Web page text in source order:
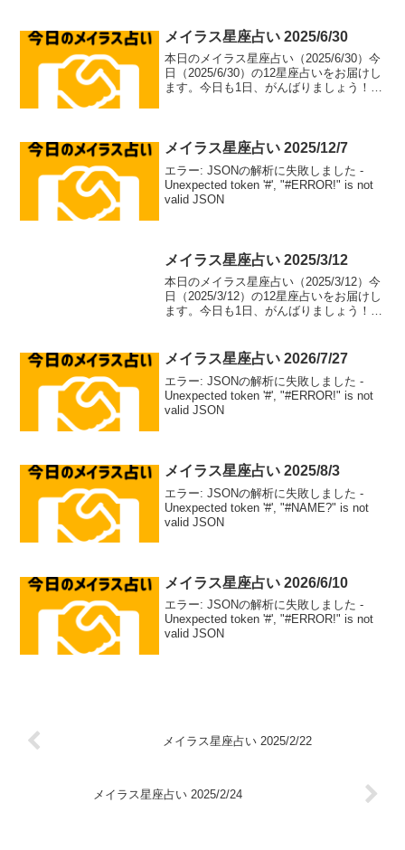
メイラス星座占い 2025/6/30
本日のメイラス星座占い（2025/6/30）今
日（2025/6/30）の12星座占いをお届けし
ます。今日も1日、がんばりましょう！牡
メイラス星座占い 2025/12/7
エラー: JSONの解析に失敗しました -
Unexpected token '#', "#ERROR!" is not
valid JSON
メイラス星座占い 2025/3/12
本日のメイラス星座占い（2025/3/12）今
日（2025/3/12）の12星座占いをお届けし
ます。今日も1日、がんばりましょう！牡
ーチで恋のチャ...
メイラス星座占い 2026/7/27
エラー: JSONの解析に失敗しました -
Unexpected token '#', "#ERROR!" is not
valid JSON
メイラス星座占い 2025/8/3
エラー: JSONの解析に失敗しました -
Unexpected token '#', "#NAME?" is not
valid JSON
メイラス星座占い 2026/6/10
エラー: JSONの解析に失敗しました -
Unexpected token '#', "#ERROR!" is not
valid JSON
メイラス星座占い 2025/2/22
メイラス星座占い 2025/2/24